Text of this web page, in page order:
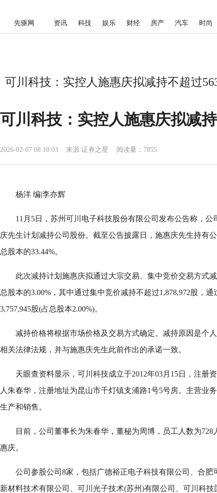
先驱网 资讯 科技 娱乐 财经 房产 汽车 时尚
可川科技：实控人施惠庆拟减持不超过
可川科技：实控人施惠庆拟减
2026-02-07 08:10:03 来源:证券之星 阅读量：7855
杨洋 编|李亦辉
11月5日，苏州可川电子科技股份有限公司发布公告称，
庆先生计划减持公司股份。截至公告披露日，施惠庆先生持有
总股本的33.44%。
此次减持计划施惠庆拟通过大宗交易、集中竞价交易方式
总股本的3.00%，其中通过集中竞价减持不超过1,878,972股，
3,757,945股(占总股本2.00%)。
减持价格将根据市场价格及交易方式确定。减持原因是个
相关法律法规，并与施惠庆先生此前作出的承诺一致。
天眼查资料显示，可川科技成立于2012年03月15日，注册
人朱春华，注册地址为昆山市千灯镇支浦路1号5号房。主营业
生产和销售。
目前，公司董事长为朱春华，董秘为周博，员工人数为
惠庆。
公司参股公司8家，包括广德裕正电子科技有限公司、合肥
新材料技术有限公司、可川光子技术(苏州)有限公司、可川科技